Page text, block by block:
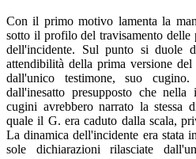
Con il primo motivo lamenta la
sotto il profilo del travisamento delle
dell'incidente. Sul punto si duole
attendibilità della prima versione
dall'unico testimone, suo
dall'inesatto presupposto che
cugini avrebbero narrato la stessa
quale il G. era caduto dalla scala,
La dinamica dell'incidente era stata
sole dichiarazioni rilasciate